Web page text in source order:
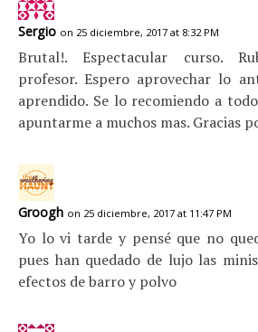
Sergio on 25 diciembre, 2017 at 8:32 PM
Brutal!. Espectacular curso.
profesor. Espero aprovechar lo
aprendido. Se lo recomiendo a
apuntarme a muchos mas. Gracias
Groogh on 25 diciembre, 2017 at 11:47 PM
Yo lo vi tarde y pensé que no
pues han quedado de lujo las
efectos de barro y polvo